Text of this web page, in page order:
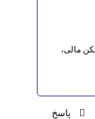
مالی،
پاسخ